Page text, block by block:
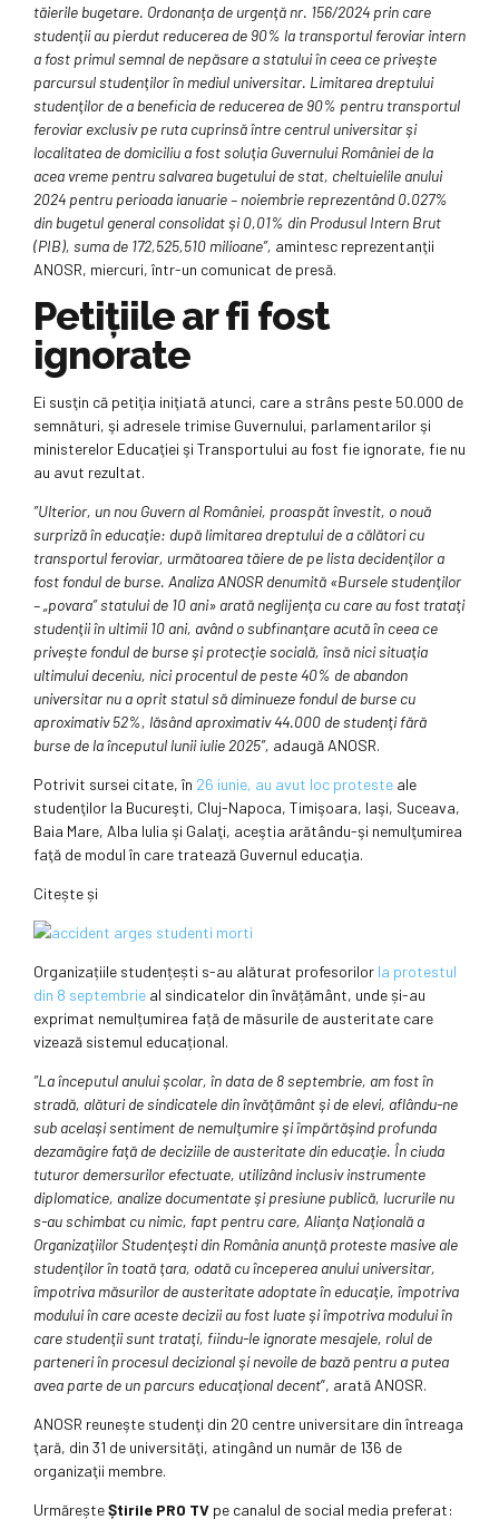
tăierile bugetare. Ordonanţa de urgenţă nr. 156/2024 prin care
studenţii au pierdut reducerea de 90% la transportul feroviar intern
a fost primul semnal de nepăsare a statului în ceea ce priveşte
parcursul studenţilor în mediul universitar. Limitarea dreptului
studenţilor de a beneficia de reducerea de 90% pentru transportul
feroviar exclusiv pe ruta cuprinsă între centrul universitar şi
localitatea de domiciliu a fost soluţia Guvernului României de la
acea vreme pentru salvarea bugetului de stat, cheltuielile anului
2024 pentru perioada ianuarie – noiembrie reprezentând 0.027%
din bugetul general consolidat şi 0,01% din Produsul Intern Brut
(PIB), suma de 172,525,510 milioane”, amintesc reprezentanţii
ANOSR, miercuri, într-un comunicat de presă.
Petițiile ar fi fost
ignorate
Ei susţin că petiţia iniţiată atunci, care a strâns peste 50.000 de
semnături, şi adresele trimise Guvernului, parlamentarilor şi
ministerelor Educaţiei şi Transportului au fost fie ignorate, fie nu
au avut rezultat.
”Ulterior, un nou Guvern al României, proaspăt învestit, o nouă
surpriză în educaţie: după limitarea dreptului de a călători cu
transportul feroviar, următoarea tăiere de pe lista decidenţilor a
fost fondul de burse. Analiza ANOSR denumită «Bursele studenţilor
– „povara” statului de 10 ani» arată neglijenţa cu care au fost trataţi
studenţii în ultimii 10 ani, având o subfinanţare acută în ceea ce
priveşte fondul de burse şi protecţie socială, însă nici situaţia
ultimului deceniu, nici procentul de peste 40% de abandon
universitar nu a oprit statul să diminueze fondul de burse cu
aproximativ 52%, lăsând aproximativ 44.000 de studenţi fără
burse de la începutul lunii iulie 2025”, adaugă ANOSR.
Potrivit sursei citate, în 26 iunie, au avut loc proteste ale
studenţilor la Bucureşti, Cluj-Napoca, Timişoara, Iaşi, Suceava,
Baia Mare, Alba Iulia şi Galaţi, aceştia arătându-şi nemulţumirea
faţă de modul în care tratează Guvernul educaţia.
Citește și
Organizațiile studențești s-au alăturat profesorilor la protestul
din 8 septembrie al sindicatelor din învățământ, unde și-au
exprimat nemulțumirea față de măsurile de austeritate care
vizează sistemul educațional.
”La începutul anului şcolar, în data de 8 septembrie, am fost în
stradă, alături de sindicatele din învăţământ şi de elevi, aflându-ne
sub acelaşi sentiment de nemulţumire şi împărtăşind profunda
dezamăgire faţă de deciziile de austeritate din educaţie. În ciuda
tuturor demersurilor efectuate, utilizând inclusiv instrumente
diplomatice, analize documentate şi presiune publică, lucrurile nu
s-au schimbat cu nimic, fapt pentru care, Alianţa Naţională a
Organizaţiilor Studenţeşti din România anunţă proteste masive ale
studenţilor în toată ţara, odată cu începerea anului universitar,
împotriva măsurilor de austeritate adoptate în educaţie, împotriva
modului în care aceste decizii au fost luate şi împotriva modului în
care studenţii sunt trataţi, fiindu-le ignorate mesajele, rolul de
parteneri în procesul decizional şi nevoile de bază pentru a putea
avea parte de un parcurs educaţional decent”, arată ANOSR.
ANOSR reuneşte studenţi din 20 centre universitare din întreaga
ţară, din 31 de universităţi, atingând un număr de 136 de
organizaţii membre.
UrmăreșteȘtirile PRO TV pe canalul de social media preferat: